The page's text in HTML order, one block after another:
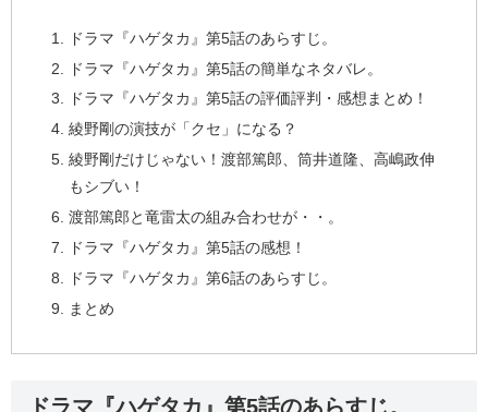
ドラマ『ハゲタカ』第5話のあらすじ。
ドラマ『ハゲタカ』第5話の簡単なネタバレ。
ドラマ『ハゲタカ』第5話の評価評判・感想まとめ！
綾野剛の演技が「クセ」になる？
綾野剛だけじゃない！渡部篤郎、筒井道隆、高嶋政伸
もシブい！
渡部篤郎と竜雷太の組み合わせが・・。
ドラマ『ハゲタカ』第5話の感想！
ドラマ『ハゲタカ』第6話のあらすじ。
まとめ
ドラマ『ハゲタカ』第5話のあらすじ。